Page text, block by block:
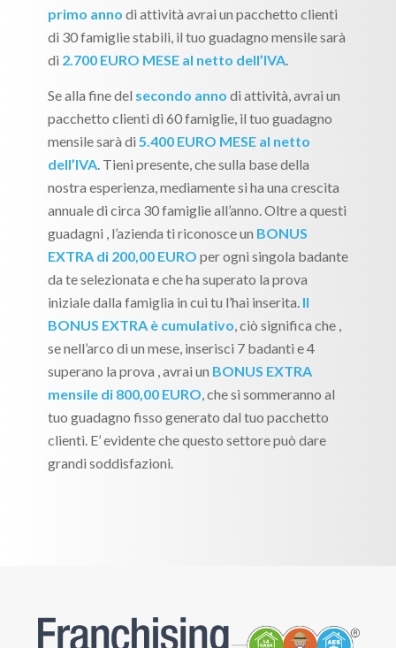
primo anno di attività avrai un pacchetto clienti
di 30 famiglie stabili, il tuo guadagno mensile sarà
di 2.700 EURO MESE al netto dell’IVA.
Se alla fine del secondo anno di attività, avrai un
pacchetto clienti di 60 famiglie, il tuo guadagno
mensile sarà di 5.400 EURO MESE al netto
dell’IVA. Tieni presente, che sulla base della
nostra esperienza, mediamente si ha una crescita
annuale di circa 30 famiglie all’anno. Oltre a questi
guadagni , l’azienda ti riconosce un BONUS
EXTRA di 200,00 EURO per ogni singola badante
da te selezionata e che ha superato la prova
iniziale dalla famiglia in cui tu l’hai inserita. Il
BONUS EXTRA è cumulativo , ciò significa che ,
se nell’arco di un mese, inserisci 7 badanti e 4
superano la prova , avrai un BONUS EXTRA
mensile di 800,00 EURO , che si sommeranno al
tuo guadagno fisso generato dal tuo pacchetto
clienti. E’ evidente che questo settore può dare
grandi soddisfazioni.